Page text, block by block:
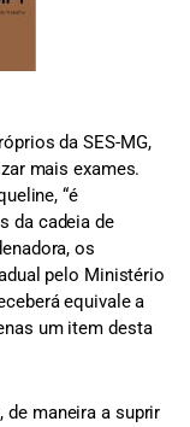
da SES-MG,
mais exames.
“é
da cadeia de
os
pelo Ministério
equivale a
um item desta
de maneira a suprir